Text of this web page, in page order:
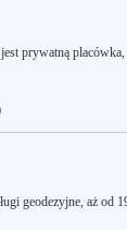
prywatną
geodezyjne, aż